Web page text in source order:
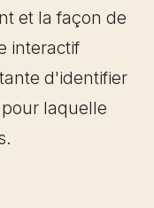
et la façon de
interactif
d'identifier
laquelle